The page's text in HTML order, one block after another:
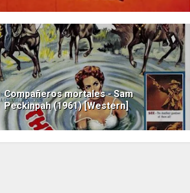
Compañeros mortales - Sam
Peckinpah (1961) [Western]